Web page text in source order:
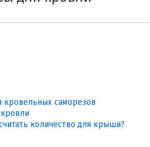
кровельных саморезов
количество для крыши?